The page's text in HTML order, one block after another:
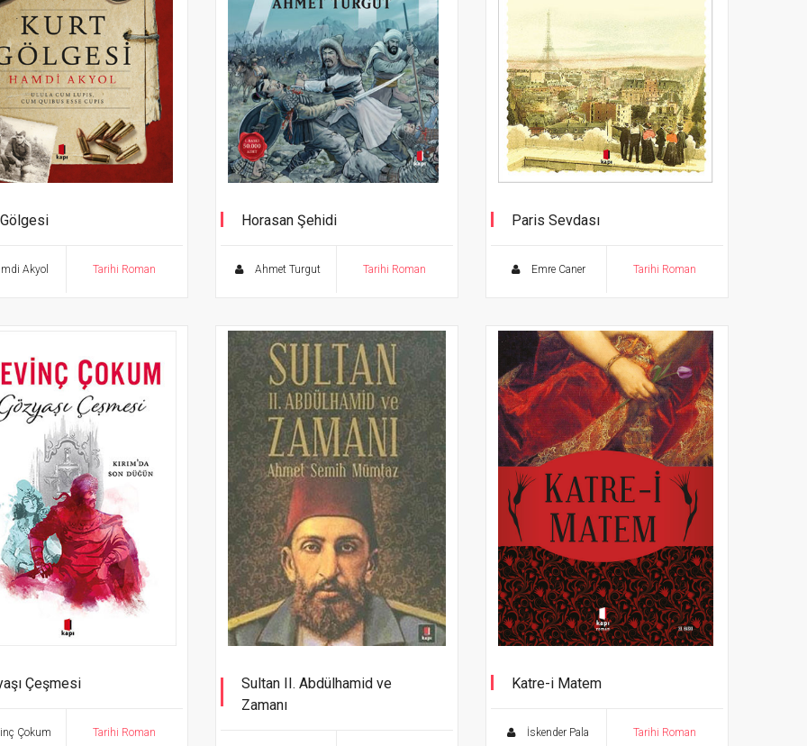
Akyol Tarihi Roman
Horasan Şehidi
Asrın Romanı
Ahmet Turgut Tarihi Roman
Paris Sevdası
Emre Caner Tarihi Roman
Çeşmesi
Çokum Tarihi Roman
Sultan II. Abdülhamid ve
Zamanı
Katre-i Matem
İskender Pala Tarihi Roman